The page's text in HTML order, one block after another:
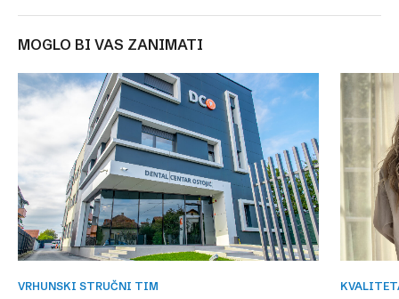
MOGLO BI VAS ZANIMATI
VRHUNSKI STRUČNI TIM